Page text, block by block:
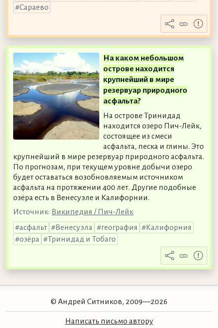
Сараево
На каком небольшом
острове находится
крупнейший в мире
резервуар природного
асфальта?
На острове Тринидад
находится озеро Пич-Лейк,
состоящее из смеси
асфальта, песка и глины. Это
крупнейший в мире резервуар природного асфальта.
По прогнозам, при текущем уровне добычи озеро
будет оставаться возобновляемым источником
асфальта на протяжении 400 лет. Другие подобные
озёра есть в Венесуэле и Калифорнии.
Источник: Википедия / Пич-Лейк
асфальт
Венесуэла география
Калифорния
озёра
Тринидад и Тобаго
© Андрей Ситников, 2009—2026
Написать письмо автору